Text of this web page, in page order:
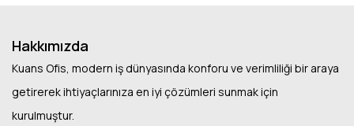
Hakkımızda
Kuans Ofis, modern iş dünyasında konforu ve verimliliği bir araya
getirerek ihtiyaçlarınıza en iyi çözümleri sunmak için
kurulmuştur.